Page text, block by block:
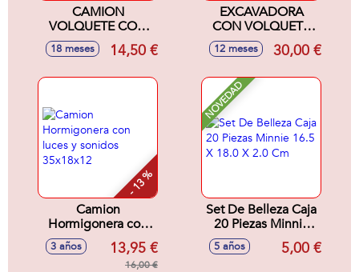
CAMION
VOLQUETE CON
EXCAVADORA EN
RED 64X23X16 CM
18 meses 14,50 €
EXCAVADORA
CON VOLQUETE
FARMER FRIEND
81X22X32 CM EN
12 meses 30,00 €
- 13 %
Camion
Hormigonera con
luces y sonidos
35x18x12
3 años 13,95 €
16,00 €
NOVEDAD
Set De Belleza Caja
20 Piezas Minnie
16.5 X 18.0 X 2.0
5 años 5,00 €